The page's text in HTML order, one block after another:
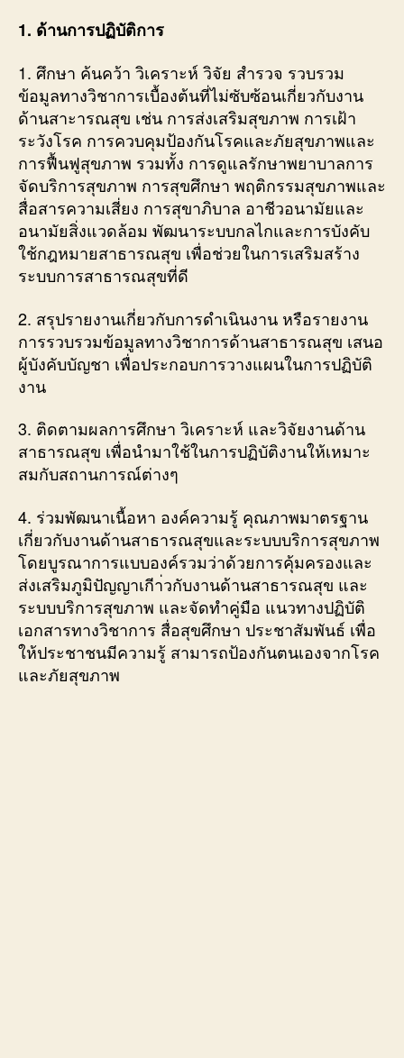
1. ด้านการปฏิบัติการ
1. ศึกษา ค้นคว้า วิเคราะห์ วิจัย สำรวจ รวบรวม
ข้อมูลทางวิชาการเบื้องต้นที่ไม่ซับซ้อนเกี่ยวกับงาน
ด้านสาะารณสุข เช่น การส่งเสริมสุขภาพ การเฝ้า
ระวังโรค การควบคุมป้องกันโรคและภัยสุขภาพและ
การฟื้นฟูสุขภาพ รวมทั้ง การดูแลรักษาพยาบาลการ
จัดบริการสุขภาพ การสุขศึกษา พฤติกรรมสุขภาพและ
สื่อสารความเสี่ยง การสุขาภิบาล อาชีวอนามัยและ
อนามัยสิ่งแวดล้อม พัฒนาระบบกลไกและการบังคับ
ใช้กฎหมายสาธารณสุข เพื่อช่วยในการเสริมสร้าง
ระบบการสาธารณสุขที่ดี
2. สรุปรายงานเกี่ยวกับการดำเนินงาน หรือรายงาน
การรวบรวมข้อมูลทางวิชาการด้านสาธารณสุข เสนอ
ผู้บังคับบัญชา เพื่อประกอบการวางแผนในการปฏิบัติ
งาน
3. ติดตามผลการศึกษา วิเคราะห์ และวิจัยงานด้าน
สาธารณสุข เพื่อนำมาใช้ในการปฏิบัติงานให้เหมาะ
สมกับสถานการณ์ต่างๆ
4. ร่วมพัฒนาเนื้อหา องค์ความรู้ คุณภาพมาตรฐาน
เกี่ยวกับงานด้านสาธารณสุขและระบบบริการสุขภาพ
โดยบูรณาการแบบองค์รวมว่าด้วยการคุ้มครองและ
ส่งเสริมภูมิปัญญาเกีา่วกับงานด้านสาธารณสุข และ
ระบบบริการสุขภาพ และจัดทำคู่มือ แนวทางปฏิบัติ
เอกสารทางวิชาการ สื่อสุขศึกษา ประชาสัมพันธ์ เพื่อ
ให้ประชาชนมีความรู้ สามารถป้องกันตนเองจากโรค
และภัยสุขภาพ